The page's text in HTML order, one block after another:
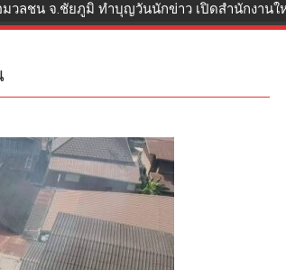
วลชน จ.ชัยภูมิ ทำบุญวันนักข่าว เปิดสำนักงานใ